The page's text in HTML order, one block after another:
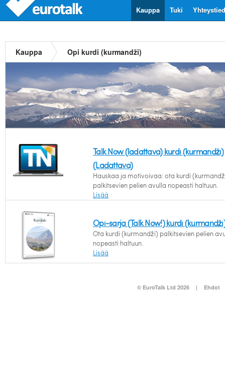
Tuki
Kauppa
Kauppa Opi kurdi (kurmandži)
Talk Now (ladattava) kurdi (kurmandži)
(Ladattava)
Hauskaa ja motivoivaa: ota kurdi
palkitsevien pelien avulla nopeasti haltuun.
Lisää
Opi-sarja (Talk Now!) kurdi
Ota kurdi (kurmandži) palkitsevien pelien
nopeasti haltuun.
Lisää
© EuroTalk Ltd 2026 | Ehdot